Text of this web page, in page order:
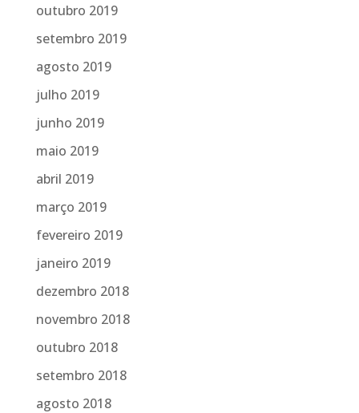
outubro 2019
setembro 2019
agosto 2019
julho 2019
junho 2019
maio 2019
abril 2019
março 2019
fevereiro 2019
janeiro 2019
dezembro 2018
novembro 2018
outubro 2018
setembro 2018
agosto 2018